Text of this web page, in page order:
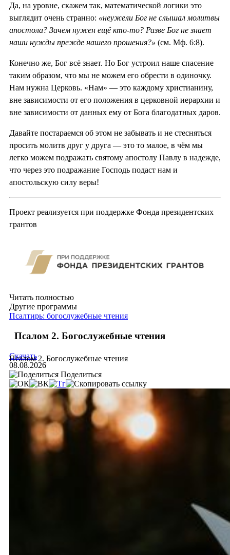
Да, на уровне, скажем так, математической логики это
выглядит очень странно: «неужели Бог не слышал молитвы
апостола? Зачем нужен ещё кто-то? Разве Бог не знает
наши нужды прежде нашего прошения?» (см. Мф. 6:8).
Конечно же, Бог всё знает. Но Бог устроил наше спасение
таким образом, что мы не можем его обрести в одиночку.
Нам нужна Церковь. «Нам» — это каждому христианину,
вне зависимости от его положения в церковной иерархии и
вне зависимости от данных ему от Бога благодатных даров.
Давайте постараемся об этом не забывать и не стесняться
просить молитв друг у друга — это то малое, в чём мы
легко можем подражать святому апостолу Павлу в надежде,
что через это подражание Господь подаст нам и
апостольскую силу веры!
Проект реализуется при поддержке Фонда президентских
грантов
Читать полностью
Другие программы
Псалтирь: богослужебные чтения
Псалом 2. Богослужебные чтения
Псалом 2. Богослужебные чтения
Скачать
08.08.2026
Поделиться